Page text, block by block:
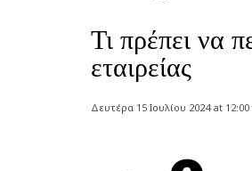
Τι πρέπει να
εταιρείας
Δευτέρα 15 Ιουλίου 2024 at